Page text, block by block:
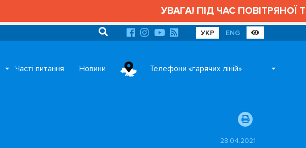
УВАГА! ПІД ЧАС ПОВІТРЯНОЇ
УКР ENG
Часті питання Новини Телефони «гарячих ліній»
28.04.2021